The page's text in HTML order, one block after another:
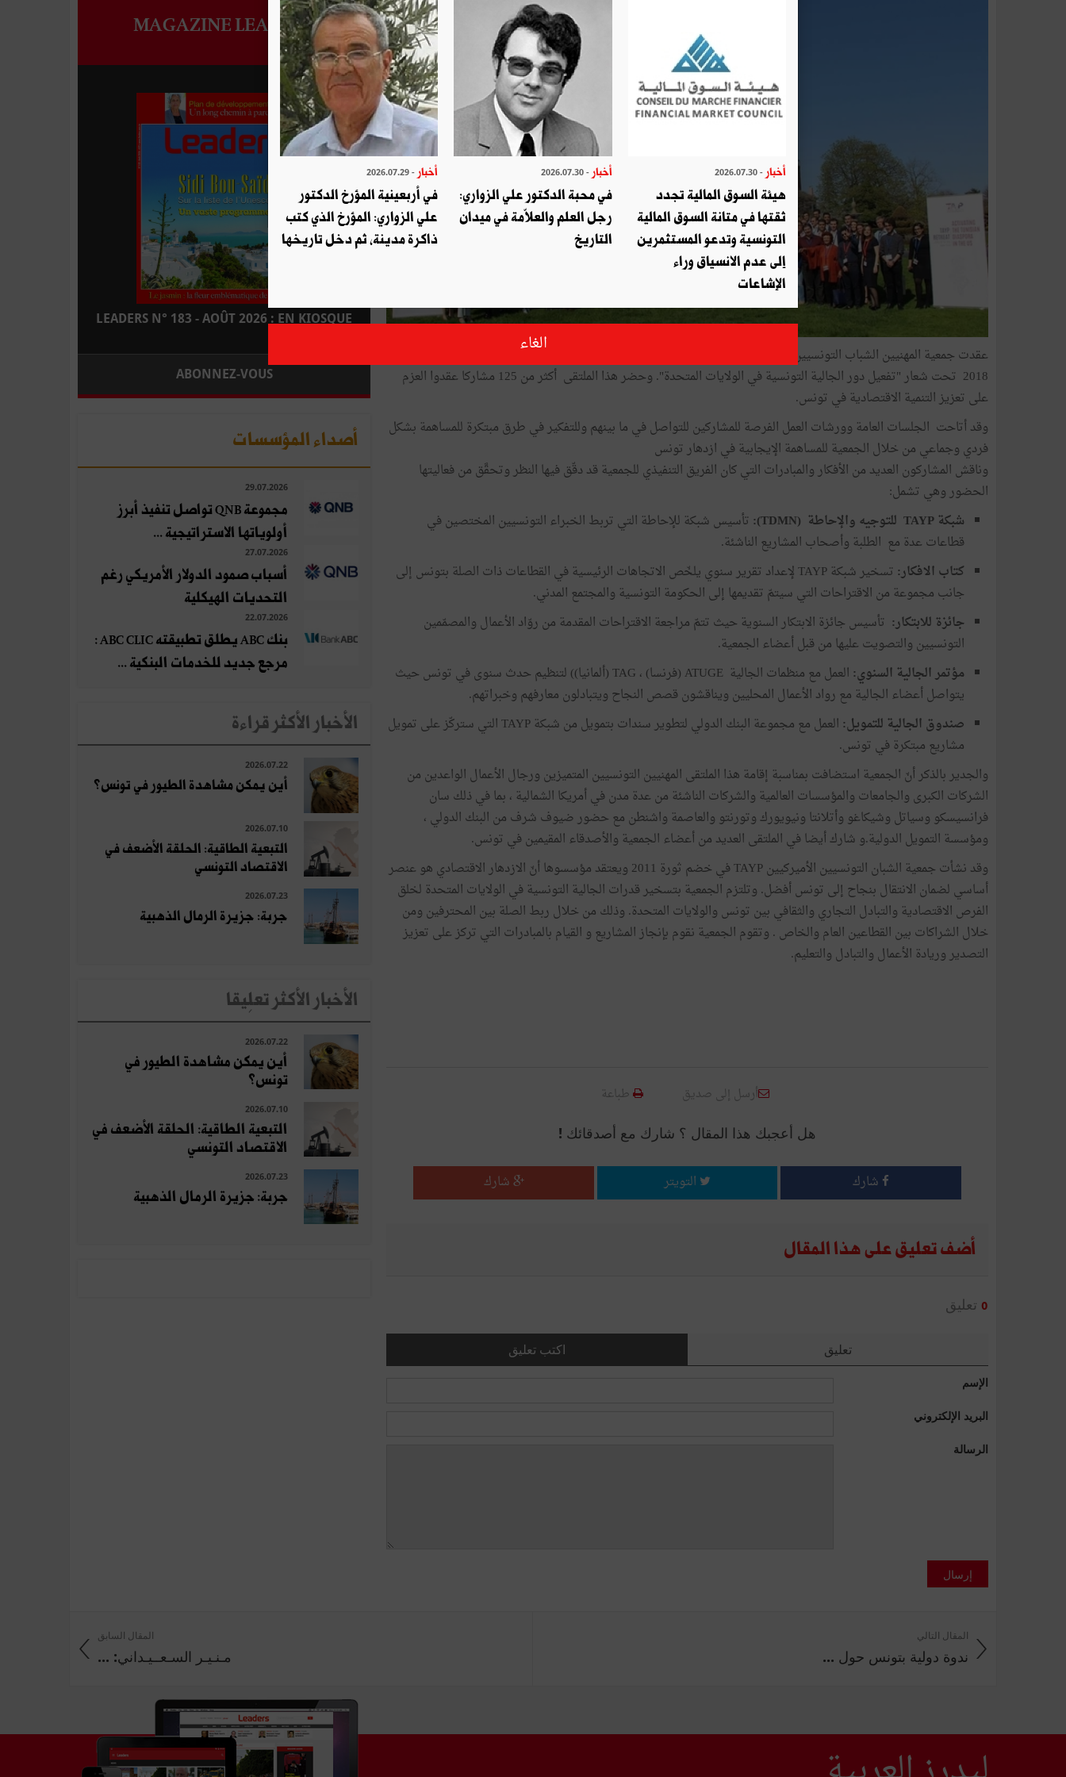
2018 تحت شعار "تفعيل دور الجالية التونسية في الولايات المتحدة". وحضر هذا الملتقى أكثر من 125 مشاركا عقدوا العزم
على تعزيز التنمية الاقتصادية في تونس.
وقد أتاحت الجلسات العامة وورشات العمل الفرصة للمشاركين للتواصل في ما بينهم وللتفكير في طرق مبتكرة للمساهمة بشكل
فردي وجماعي من خلال الجمعية للمساهمة الإيجابية في ازدهار تونس
وناقش المشاركون العديد من الأفكار والمبادرات التي كان الفريق التنفيذي للجمعية قد دقّق فيها النظر وتحقَّق من فعاليتها
الحضور وهي تشمل:
شبكة TAYP للتوجيه والإحاطة (TDMN):
تأسيس شبكة للإحاطة التي تربط الخبراء التونسيين المختصين في
قطاعات عدة مع الطلبة وأصحاب المشاريع الناشئة.
كتاب الافكار:
تسخير شبكة TAYP لإعداد تقرير سنوي يلخّص الاتجاهات الرئيسية في القطاعات ذات الصلة بتونس إلى
جانب مجموعة من الاقتراحات التي سيتمّ تقديمها إلى الحكومة التونسية والمجتمع المدني.
جائزة للابتكار: تأسيس جائزة الابتكار السنوية حيث تتمّ مراجعة الاقتراحات المقدمة من روّاد الأعمال والمصمّمين
التونسيين والتصويت عليها من قبل أعضاء الجمعية.
مؤتمر الجالية السنوي:
العمل مع منظمات الجالية ATUGE (فرنسا) ، TAG (ألمانيا)) لتنظيم حدث سنوى في تونس حيث
يتواصل أعضاء الجالية مع رواد الأعمال المحليين ويناقشون قصص النجاح ويتبادلون معارفهم وخبراتهم.
صندوق الجالية للتمويل:
العمل مع مجموعة البنك الدولي لتطوير سندات بتمويل من شبكة TAYP التي ستركّز على تمويل
مشاريع مبتكرة في تونس.
والجدير بالذكر أنّ الجمعية استضافت بمناسبة إقامة هذا الملتقى المهنيين التونسيين المتميزين ورجال الأعمال الواعدين من
الشركات الكبرى والجامعات والمؤسسات العالمية والشركات الناشئة من عدة مدن في أمريكا الشمالية ، بما في ذلك سان
فرانسيسكو وسياتل وشيكاغو وأتلانتا ونيويورك وتورنتو والعاصمة واشنطن مع حضور ضيوف شرف من البنك الدولي ،
ومؤسسة التمويل الدولية.و شارك أيضا في الملتقى العديد من أعضاء الجمعية والأصدقاء المقيمين في تونس.
وقد نشأت جمعية الشبان التونسيين الأميركيين TAYP في خضم ثورة 2011 ويعتقد مؤسسوها أنّ الازدهار الاقتصادي هو عنصر
أساسي لضمان الانتقال بنجاح إلى تونس أفضل. وتلتزم الجمعية بتسخير قدرات الجالية التونسية في الولايات المتحدة لخلق
الفرص الاقتصادية والتبادل التجاري والثقافي بين تونس والولايات المتحدة. وذلك من خلال ربط الصلة بين المحترفين ومن
خلال الشراكات بين القطاعين العام والخاص . وتقوم الجمعية نقوم بإنجاز المشاريع و القيام بالمبادرات التي تركز على تعزيز
التصدير وريادة الأعمال والتبادل والتعليم.
أرسل إلى صديق طباعة
هل أعجبك هذا المقال ؟ شارك مع أصدقائك !
شارك التويتر شارك
أضف تعليق على هذا المقال
0 تعليق
اكتب تعليق تعليق
الإسم
البريد الإلكتروني
الرسالة
إرسال
MAGAZINE LEADERS
LEADERS N° 183 - AOÛT 2026 : EN KIOSQUE
ABONNEZ-VOUS
أصداء المؤسسات
29.07.2026
مجموعة QNB تواصل تنفيذ أبرز
أولوياتها الاستراتيجية ...
27.07.2026
أسباب صمود الدولار الأمريكي رغم
التحديات الهيكلية
22.07.2026
بنك ABC يطلق تطبيقته ABC CLIC :
مرجع جديد للخدمات البنكية ...
الأخبار الأكثر قراءة
2026.07.22
أين يمكن مشاهدة الطيور في تونس؟
2026.07.10
التبعية الطاقية: الحلقة الأضعف في
الاقتصاد التونسي
2026.07.23
جربة: جزيرة الرمال الذهبية
الأخبار الأكثر تعلِيقا
2026.07.22
أين يمكن مشاهدة الطيور في
تونس؟
2026.07.10
التبعية الطاقية: الحلقة الأضعف في
الاقتصاد التونسي
2026.07.23
جربة: جزيرة الرمال الذهبية
المقال السابق
مـنـيـر السـعــيـداني: ...
المقال التالي
ندوة دولية بتونس حول ...
أخبار - 2026.07.30
هيئة السوق المالية تجدد
ثقتها في متانة السوق المالية
التونسية وتدعو المستثمرين
إلى عدم الانسياق وراء
الإشاعات
أخبار - 2026.07.30
في محبة الدكتور علي الزواري:
رجل العلم والعلاّمة في ميدان
التاريخ
أخبار - 2026.07.29
في أربعينية المؤرخ الدكتور
علي الزواري: المؤرخ الذي كتب
ذاكرة مدينة، ثم دخل تاريخها
الغاء